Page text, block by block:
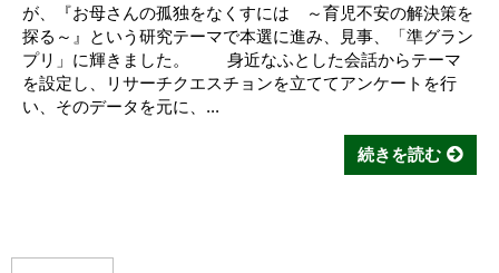
が、『お母さんの孤独をなくすには ～育児不安の解決策を
探る～』という研究テーマで本選に進み、見事、「準グラン
プリ」に輝きました。 身近なふとした会話からテーマ
を設定し、リサーチクエスチョンを立ててアンケートを行
い、そのデータを元に、...
続きを読む